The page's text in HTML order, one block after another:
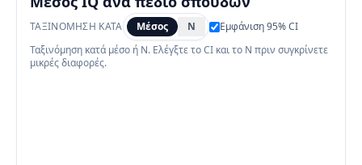
ΤΑΞΙΝΌΜΗΣΗ ΚΑΤΆ Μέσος N
Εμφάνιση 95% CI
Ταξινόμηση κατά μέσο ή N. Ελέγξτε το CI και το N πριν συγκρίνετε
μικρές διαφορές.